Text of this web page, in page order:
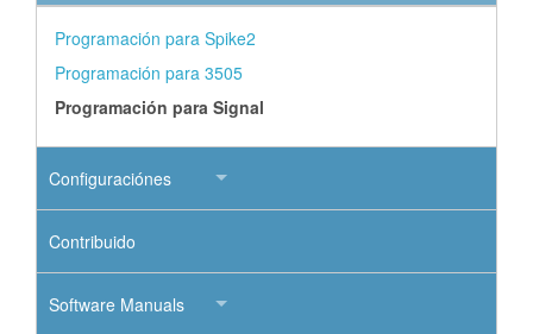
Programación para Spike2
Programación para 3505
Programación para Signal
Configuraciónes
Contribuido
Software Manuals